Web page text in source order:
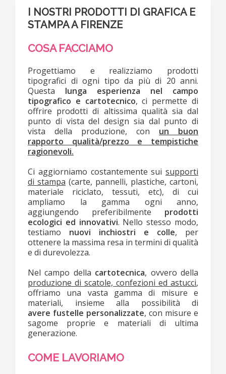
I NOSTRI PRODOTTI DI GRAFICA E
STAMPA A FIRENZE
COSA FACCIAMO
Progettiamo e realizziamo prodotti
tipografici di ogni tipo da più di 20 anni.
Questa lunga esperienza nel campo
tipografico e cartotecnico, ci permette di
offrire prodotti di altissima qualità sia dal
punto di vista del design sia dal punto di
vista della produzione, con un buon
rapporto qualità/prezzo e tempistiche
ragionevoli.
Ci aggiorniamo costantemente sui supporti
di stampa (carte, pannelli, plastiche, cartoni,
materiale riciclato, tessuti, etc), di cui
ampliamo la gamma ogni anno,
aggiungendo preferibilmente prodotti
ecologici ed innovativi. Nello stesso modo,
testiamo nuovi inchiostri e colle, per
ottenere la massima resa in termini di qualità
e di durevolezza.
Nel campo della cartotecnica, ovvero della
produzione di scatole, confezioni ed astucci,
offriamo una vasta gamma di misure e
materiali, insieme alla possibilità di
avere fustelle personalizzate, con misure e
sagome proprie e materiali di ultima
generazione.
COME LAVORIAMO